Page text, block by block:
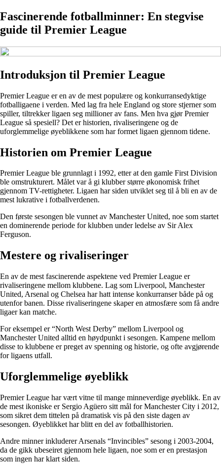
Fascinerende fotballminner: En stegvise
guide til Premier League
Introduksjon til Premier League
Premier League er en av de mest populære og konkurransedyktige
fotballigaene i verden. Med lag fra hele England og store stjerner som
spiller, tiltrekker ligaen seg millioner av fans. Men hva gjør Premier
League så spesiell? Det er historien, rivaliseringene og de
uforglemmelige øyeblikkene som har formet ligaen gjennom tidene.
Historien om Premier League
Premier League ble grunnlagt i 1992, etter at den gamle First Division
ble omstrukturert. Målet var å gi klubber større økonomisk frihet
gjennom TV-rettigheter. Ligaen har siden utviklet seg til å bli en av de
mest lukrative i fotballverdenen.
Den første sesongen ble vunnet av Manchester United, noe som startet
en dominerende periode for klubben under ledelse av Sir Alex
Ferguson.
Mestere og rivaliseringer
En av de mest fascinerende aspektene ved Premier League er
rivaliseringene mellom klubbene. Lag som Liverpool, Manchester
United, Arsenal og Chelsea har hatt intense konkurranser både på og
utenfor banen. Disse rivaliseringene skaper en atmosfære som få andre
ligaer kan matche.
For eksempel er “North West Derby” mellom Liverpool og
Manchester United alltid en høydpunkt i sesongen. Kampene mellom
disse to klubbene er preget av spenning og historie, og ofte avgjørende
for ligaens utfall.
Uforglemmelige øyeblikk
Premier League har vært vitne til mange minneverdige øyeblikk. En av
de mest ikoniske er Sergio Agüero sitt mål for Manchester City i 2012,
som sikret dem tittelen på dramatisk vis på den siste dagen av
sesongen. Øyeblikket har blitt en del av fotballhistorien.
Andre minner inkluderer Arsenals “Invincibles” sesong i 2003-2004,
da de gikk ubeseiret gjennom hele ligaen, noe som er en prestasjon
som ingen har klart siden.